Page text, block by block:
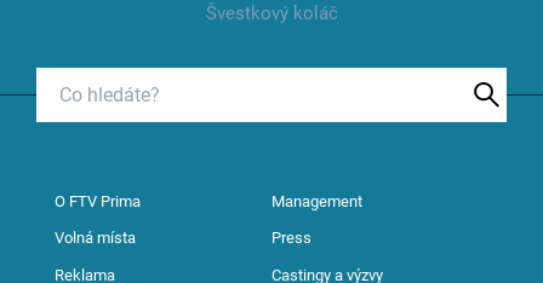
Švestkový koláč
O FTV Prima Management
Volná místa Press
Reklama Castingy a výzvy